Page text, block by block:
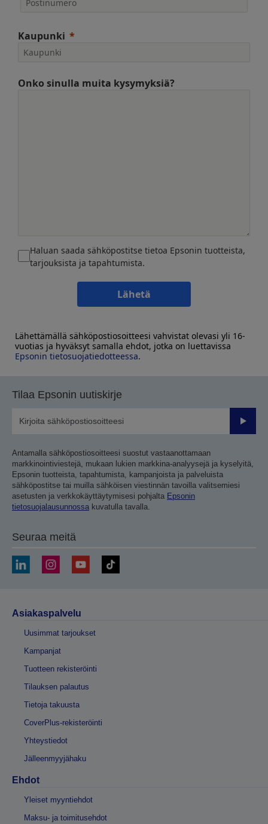
Kaupunki
Onko sinulla muita kysymyksiä?
Haluan saada sähköpostitse tietoa Epsonin tuotteista,
tarjouksista ja tapahtumista.
Lähetä
Lähettämällä sähköpostiosoitteesi vahvistat olevasi yli 16-
vuotias ja hyväksyt samalla ehdot, jotka on luettavissa
Epsonin tietosuojatiedotteessa.
Tilaa Epsonin uutiskirje
Lähetä
Antamalla sähköpostiosoitteesi suostut vastaanottamaan
markkinointiviestejä, mukaan lukien markkina-analyysejä ja kyselyitä,
Epsonin tuotteista, tapahtumista, kampanjoista ja palveluista
sähköpostitse tai muilla sähköisen viestinnän tavoilla valitsemiesi
asetusten ja verkkokäyttäytymisesi pohjalta Epsonin
tietosuojalausunnossa kuvatulla tavalla.
Seuraa meitä
Asiakaspalvelu
Uusimmat tarjoukset
Kampanjat
Tuotteen rekisteröinti
Tilauksen palautus
Tietoja takuusta
CoverPlus-rekisteröinti
Yhteystiedot
Jälleenmyyjähaku
Ehdot
Yleiset myyntiehdot
Maksu- ja toimitusehdot